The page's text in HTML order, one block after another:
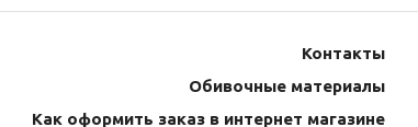
Контакты
Обивочные материалы
Как оформить заказ в интернет магазине